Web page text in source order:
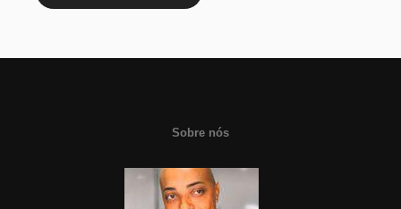
Sobre nós